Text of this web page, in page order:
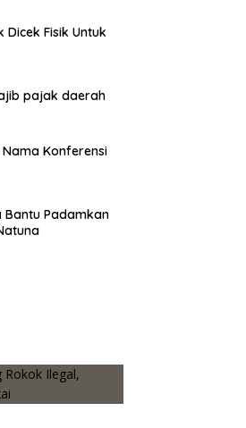
Fisik Untuk
pajak daerah
Nama Konferensi
Bantu Padamkan